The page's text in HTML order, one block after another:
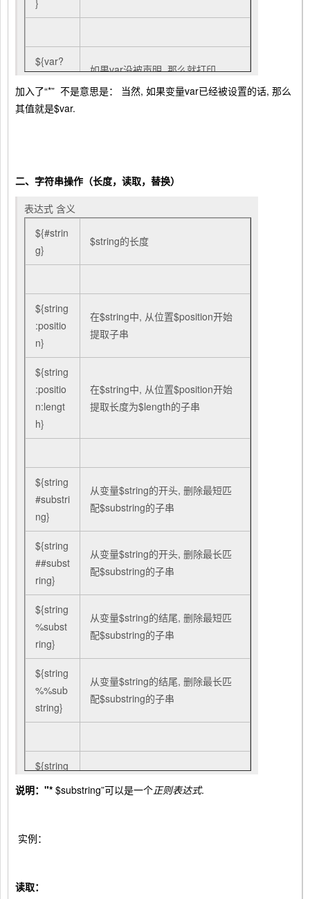
}
${var?
SG}
如果var没被声明, 那么就打印
$ERR_MSG *
${!varpr
efix*}
匹配之前所有以varprefix开头进行
声明的变量
${!varpr
匹配之前所有以varprefix开头进行
加入了“*” 不是意思是： 当然, 如果变量var已经被设置的话, 那么
其值就是$var.
二、字符串操作（长度，读取，替换）
表达式 含义
${#strin
g}
$string的长度
${string
:positio
n}
在$string中, 从位置$position开始
提取子串
${string
:positio
n:lengt
h}
在$string中, 从位置$position开始
提取长度为$length的子串
${string
#substri
ng}
从变量$string的开头, 删除最短匹
配$substring的子串
${string
##subst
ring}
从变量$string的开头, 删除最长匹
配$substring的子串
${string
%subst
ring}
从变量$string的结尾, 删除最短匹
配$substring的子串
${string
%%sub
string}
从变量$string的结尾, 删除最长匹
配$substring的子串
${string
/substri
nt}
使用$replacement, 来代替第一个
//substri
说明："* $substring”可以是一个正则表达式.
实例：
读取：